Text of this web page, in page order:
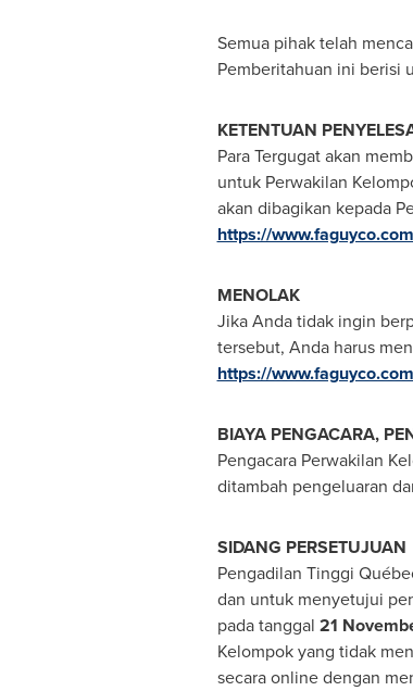
Semua pihak telah
Pemberitahuan ini berisi
KETENTUAN
Para Tergugat akan
untuk Perwakilan
akan dibagikan kepada
https://
MENOLAK
Jika Anda tidak ingin
tersebut, Anda harus
https://
BIAYA PENGACARA,
Pengacara Perwakilan
ditambah pengeluaran
SIDANG PERSETUJUAN
Pengadilan Tinggi
dan untuk menyetujui
pada tanggal 21
Kelompok yang tidak
secara online dengan